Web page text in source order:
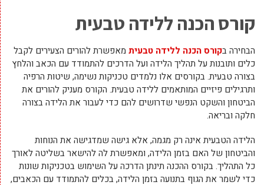
קורס הכנה ללידה טבעית
הבחירה בקורס הכנה ללידה טבעית מאפשרת להורים הצעירים לקבל
כלים ותובנות על תהליך הלידה ועל הדרכים להתמודד עם הכאב והלחץ
בצורה טבעית. בקורסים אלו נלמדים טכניקות נשימה, שיטות הרפיה
ותרגילים פיזיים המותאמים ללידה טבעית. הקורס מעניק להורים את
הביטחון והשקט הנפשי שדרושים להם כדי לעבור את הלידה בצורה
חלקה ובריאה.
הלידה הטבעית אינה רק מגמה, אלא גישה שמדגישה את הנוחות
והביטחון של האם בזמן הלידה, ומאפשרת לה להישאר בשליטה לאורך
כל התהליך. בקורס ההכנה תינתן הדרכה על השימוש בטכניקות שונות
כדי לשמר את הגוף בתנועה בזמן הלידה, בכלים להתמודד עם הכאבים,